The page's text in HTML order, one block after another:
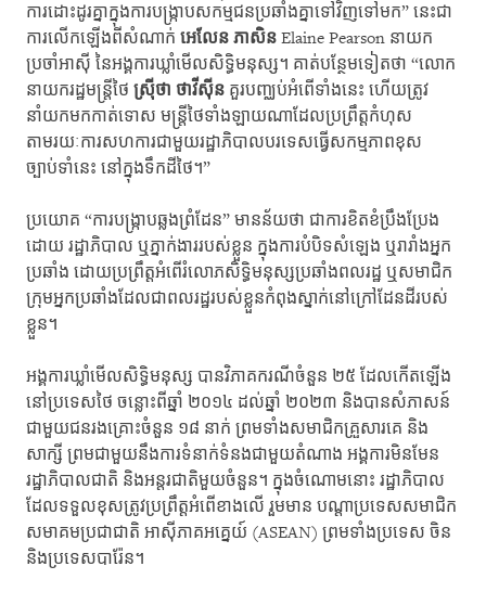
ការដោះដូរគ្នាក្នុងការបង្ក្រាបសកម្មជនប្រឆាំងគ្នាទៅវិញទៅមក” នេះជា
ការលើកឡើងពីសំណាក់ អេលែន ភាសិន Elaine Pearson នាយក
ប្រចាំអាស៊ី នៃអង្គការឃ្លាំមើល​សិទ្ធិមនុស្ស។ គាត់បន្ថែមទៀតថា “លោក
នាយករដ្ឋមន្ត្រីថៃ ស្រ៊ីថា ថាវីស៊ីន គួរបញ្ឈប់អំពើទាំងនេះ ហើយត្រូវ
នាំយកមកកាត់ទោស មន្ត្រីថៃទាំងឡាយណាដែលប្រព្រឹត្តកំហុស
តាមរយៈការសហការជាមួយ​រដ្ឋាភិបាលបរទេសធ្វើសកម្មភាពខុស
ច្បាប់ទាំនេះ នៅក្នុងទឹកដីថៃ។”
ប្រយោគ “ការបង្រ្កាបឆ្លងព្រំដែន”​ មានន័យថា ជាការខិតខំប្រឹងប្រែង
ដោយ រដ្ឋាភិបាល ឬភ្នាក់ងាររបស់ខ្លួន ក្នុងការបំបិទសំឡេង ឬរារាំងអ្នក
ប្រឆាំង ដោយប្រព្រឹត្តអំពើរំលោភសិទ្ធិមនុស្សប្រឆាំងពលរដ្ឋ ឬ​សមាជិក
ក្រុមអ្នកប្រឆាំងដែលជាពលរដ្ឋរបស់ខ្លួនកំពុងស្នាក់នៅក្រៅដែនដីរបស់
ខ្លួន។
អង្គការឃ្លាំមើលសិទ្ធិមនុស្ស បានវិភាគករណីចំនួន ២៥ ដែលកើតឡើង
នៅប្រទេសថៃ ចន្លោះពីឆ្នាំ ២០១៤ ដល់ឆ្នាំ ២០២៣ និងបានសំភាសន៍
ជាមួយជនរងគ្រោះចំនួន ១៨ នាក់ ព្រមទាំងសមាជិកគ្រួសារគេ និង
សាក្សី ព្រមជាមួយនឹងការទំនាក់ទំនងជាមួយតំណាង អង្គការមិនមែន
រដ្ឋាភិបាលជាតិ និងអន្តរជាតិមួយចំនួន។ ក្នុងចំណោមនោះ រដ្ឋាភិបាល
ដែលទទួលខុសត្រូវប្រព្រឹត្តអំពើខាងលើ រួមមាន បណ្តាប្រទេសសមាជិក
សមាគមប្រជាជាតិ អាស៊ីភាគអគ្នេយ៍ (ASEAN) ព្រមទាំងប្រទេស ចិន
និងប្រទេសបារ៉ែន។